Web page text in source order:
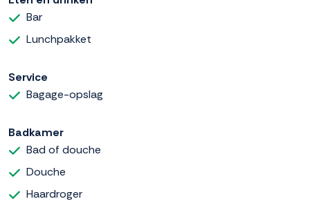
Bar
Lunchpakket
Service
Bagage-opslag
Badkamer
Bad of douche
Douche
Haardroger